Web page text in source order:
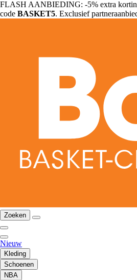
FLASH AANBIEDING: -5% extra
code BASKET5. Exclusief
Zoeken
Nieuw
Kleding
Schoenen
NBA